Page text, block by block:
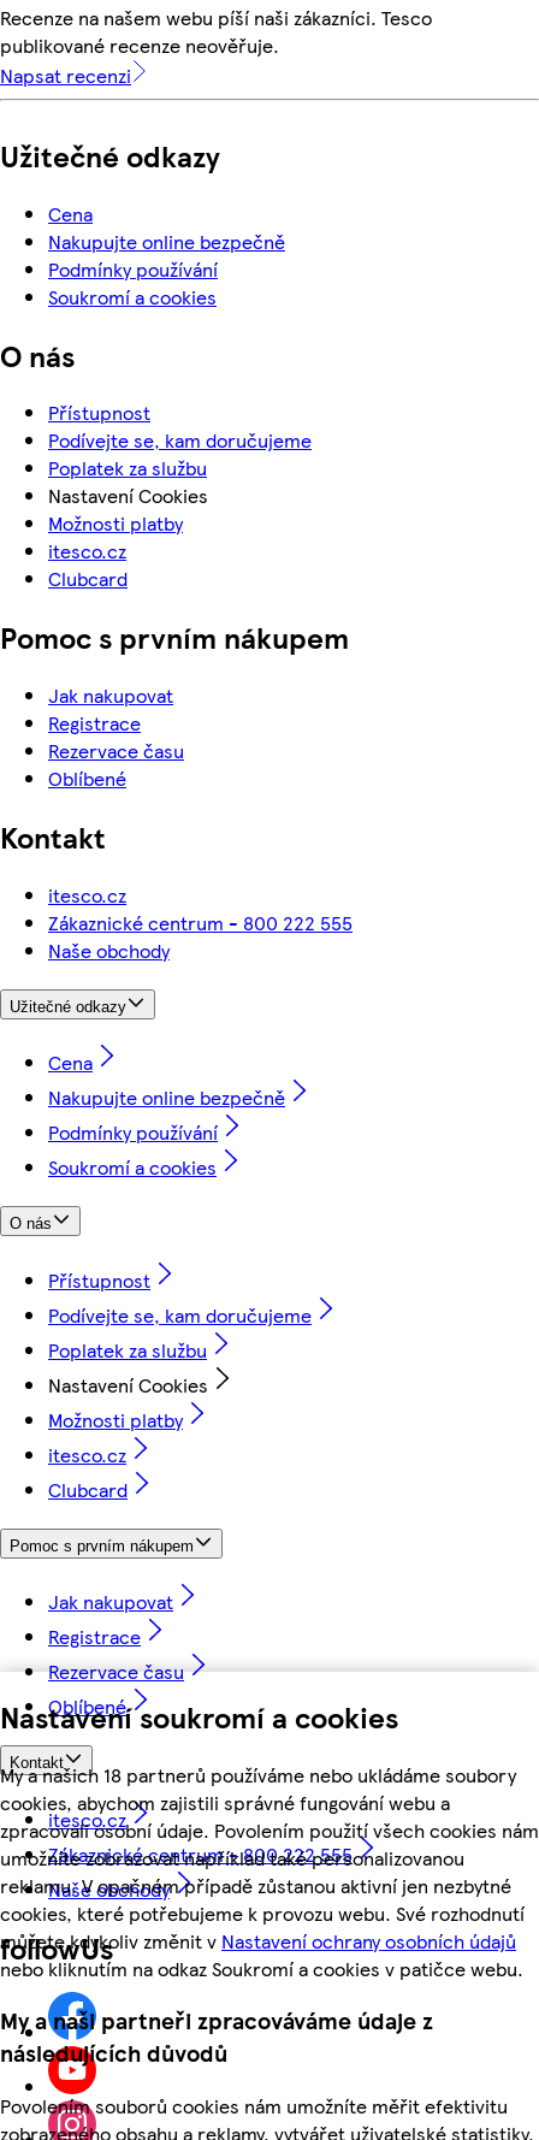
Nastavení soukromí a cookies
My a našich 18 partnerů používáme nebo ukládáme soubory
cookies, abychom zajistili správné fungování webu a
zpracovali osobní údaje. Povolením použití všech cookies nám
umožníte zobrazovat například také personalizovanou
reklamu. V opačném případě zůstanou aktivní jen nezbytné
cookies, které potřebujeme k provozu webu. Své rozhodnutí
můžete kdykoliv změnit v Nastavení ochrany osobních údajů
nebo kliknutím na odkaz Soukromí a cookies v patičce webu.
My a naši partneři zpracováváme údaje z
následujících důvodů
Povolením souborů cookies nám umožníte měřit efektivitu
zobrazeného obsahu a reklamy, vytvářet uživatelské statistiky,
Recenze na našem webu píší naši zákazníci. Tesco
publikované recenze neověřuje.
Napsat recenzi
Užitečné odkazy
Cena
Nakupujte online bezpečně
Podmínky používání
Soukromí a cookies
O nás
Přístupnost
Podívejte se, kam doručujeme
Poplatek za službu
Nastavení Cookies
Možnosti platby
itesco.cz
Clubcard
Pomoc s prvním nákupem
Jak nakupovat
Registrace
Rezervace času
Oblíbené
Kontakt
itesco.cz
Zákaznické centrum - 800 222 555
Naše obchody
Užitečné odkazy
Cena
Nakupujte online bezpečně
Podmínky používání
Soukromí a cookies
O nás
Přístupnost
Podívejte se, kam doručujeme
Poplatek za službu
Nastavení Cookies
Možnosti platby
itesco.cz
Clubcard
Pomoc s prvním nákupem
Jak nakupovat
Registrace
Rezervace času
Oblíbené
Kontakt
itesco.cz
Zákaznické centrum - 800 222 555
Naše obchody
followUs